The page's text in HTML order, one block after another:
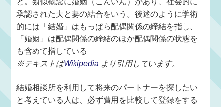
と。類似概念に婚姻（こんいん）があり、社会的に
承認された夫と妻の結合をいう。後述のように学術
的には「結婚」はもっぱら配偶関係の締結を指し、
「婚姻」は配偶関係の締結のほか配偶関係の状態を
も含めて指している
※テキストはWikipedia より引用しています。
結婚相談所を利用して将来のパートナーを探したい
と考えている人は、必ず費用を比較して登録をする